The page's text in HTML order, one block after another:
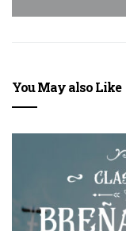
You May also Like